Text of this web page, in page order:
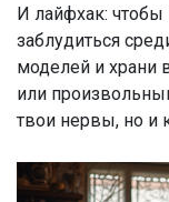
И лайфхак: чтобы
заблудиться
моделей и храни
или
твои нервы, но и